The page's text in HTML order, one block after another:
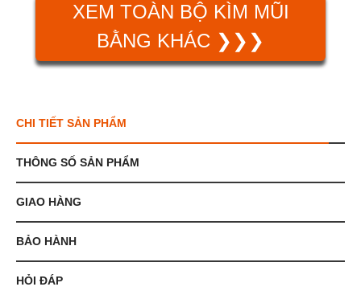
XEM TOÀN BỘ KÌM MŨI
BẰNG KHÁC ❯❯❯
CHI TIẾT SẢN PHẨM
THÔNG SỐ SẢN PHẨM
GIAO HÀNG
BẢO HÀNH
HỎI ĐÁP